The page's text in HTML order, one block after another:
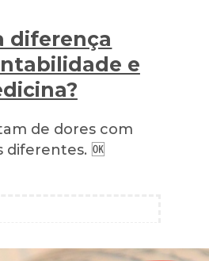
diferença
e
de dores com
diferentes. 🆗